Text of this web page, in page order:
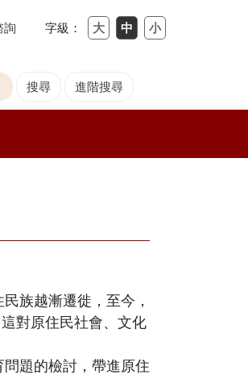
詢 字級：
族越漸遷徙，至今，
對原住民社會、文化
題的檢討，帶進原住